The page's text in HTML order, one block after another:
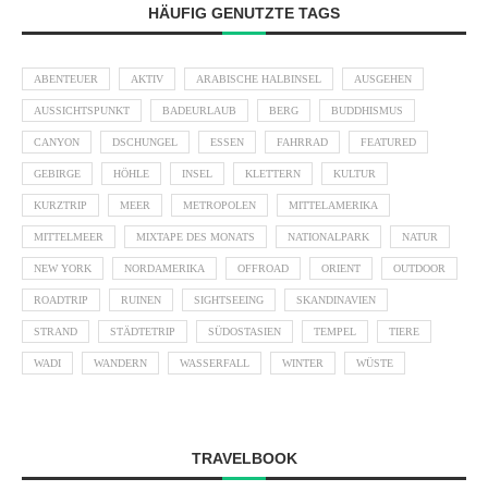
HÄUFIG GENUTZTE TAGS
ABENTEUER AKTIV ARABISCHE HALBINSEL AUSGEHEN
AUSSICHTSPUNKT BADEURLAUB BERG BUDDHISMUS
CANYON DSCHUNGEL ESSEN FAHRRAD FEATURED
GEBIRGE HÖHLE INSEL KLETTERN KULTUR
KURZTRIP MEER METROPOLEN MITTELAMERIKA
MITTELMEER MIXTAPE DES MONATS NATIONALPARK NATUR
NEW YORK NORDAMERIKA OFFROAD ORIENT OUTDOOR
ROADTRIP RUINEN SIGHTSEEING SKANDINAVIEN
STRAND STÄDTETRIP SÜDOSTASIEN TEMPEL TIERE
WADI WANDERN WASSERFALL WINTER WÜSTE
TRAVELBOOK